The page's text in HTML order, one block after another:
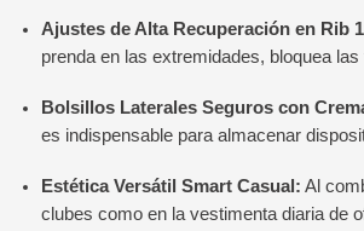
Ajustes de Alta Recuperación en Rib
prenda en las extremidades, bloquea
Bolsillos Laterales Seguros con
es indispensable para almacenar
Estética Versátil Smart Casual: Al
clubes como en la vestimenta diaria de